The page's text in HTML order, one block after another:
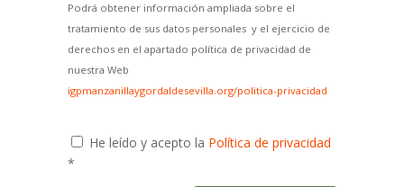
Podrá obtener información ampliada sobre el
tratamiento de sus datos personales y el ejercicio de
derechos en el apartado política de privacidad de
nuestra Web
igpmanzanillaygordaldesevilla.org/politica-privacidad
He leído y acepto la Política de privacidad
*